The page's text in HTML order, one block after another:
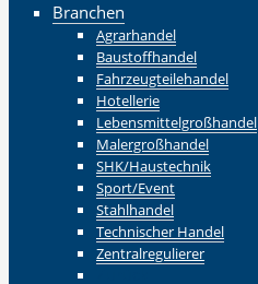
Branchen
Agrarhandel
Baustoffhandel
Fahrzeugteilehandel
Hotellerie
Lebensmittelgroßhandel
Malergroßhandel
SHK/Haustechnik
Sport/Event
Stahlhandel
Technischer Handel
Zentralregulierer